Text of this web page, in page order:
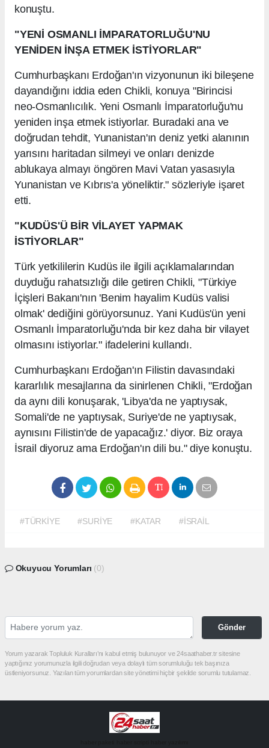
konuştu.
"YENİ OSMANLI İMPARATORLUĞU'NU
YENİDEN İNŞA ETMEK İSTİYORLAR"
Cumhurbaşkanı Erdoğan'ın vizyonunun iki bileşene
dayandığını iddia eden Chikli, konuya "Birincisi
neo-Osmanlıcılık. Yeni Osmanlı İmparatorluğu'nu
yeniden inşa etmek istiyorlar. Buradaki ana ve
doğrudan tehdit, Yunanistan'ın deniz yetki alanının
yarısını haritadan silmeyi ve onları denizde
ablukaya almayı öngören Mavi Vatan yasasıyla
Yunanistan ve Kıbrıs'a yöneliktir." sözleriyle işaret
etti.
"KUDÜS'Ü BİR VİLAYET YAPMAK
İSTİYORLAR"
Türk yetkililerin Kudüs ile ilgili açıklamalarından
duyduğu rahatsızlığı dile getiren Chikli, "Türkiye
İçişleri Bakanı'nın 'Benim hayalim Kudüs valisi
olmak' dediğini görüyorsunuz. Yani Kudüs'ün yeni
Osmanlı İmparatorluğu'nda bir kez daha bir vilayet
olmasını istiyorlar." ifadelerini kullandı.
Cumhurbaşkanı Erdoğan'ın Filistin davasındaki
kararlılık mesajlarına da sinirlenen Chikli, "Erdoğan
da aynı dili konuşarak, 'Libya'da ne yaptıysak,
Somali'de ne yaptıysak, Suriye'de ne yaptıysak,
aynısını Filistin'de de yapacağız.' diyor. Biz oraya
İsrail diyoruz ama Erdoğan'ın dili bu." diye konuştu.
#TÜRKİYE #SURİYE #KATAR #İSRAİL
Okuyucu Yorumları (0)
Gönder
Yorum yazarak Topluluk Kuralları’nı kabul etmiş bulunuyor ve 24saathaber.tr sitesine
yaptığınız yorumunuzla ilgili doğrudan veya dolaylı tüm sorumluluğu tek başınıza
üstleniyorsunuz. Yazılan tüm yorumlardan site yönetimi hiçbir şekilde sorumlu tutulamaz.